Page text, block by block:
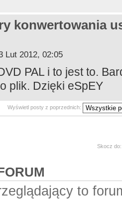
konwertowania
Lut 2012, 02:05
PAL i to jest to.
plik. Dzięki eSpEY
Wyświetl posty z poprzednich:
Skocz do:
to